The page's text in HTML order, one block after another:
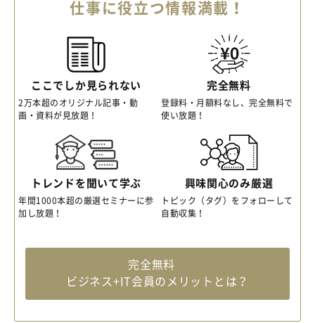
仕事に役立つ情報満載！
ここでしか見られない
2万本超のオリジナル記事・動
画・資料が見放題！
完全無料
登録料・月額料なし、完全無料で
使い放題！
トレンドを聞いて学ぶ
年間1000本超の厳選セミナーに参
加し放題！
興味関心のみ厳選
トピック（タグ）をフォローして
自動収集！
完全無料
ビジネス+IT会員のメリットとは？